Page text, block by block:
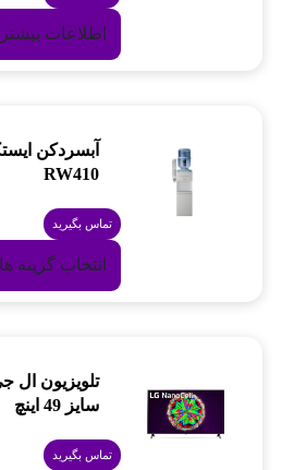
اطلاعات بیشتر
RW410
تماس بگیرید
انتخاب گزینه ها
سایز 49 اینچ
تماس بگیرید